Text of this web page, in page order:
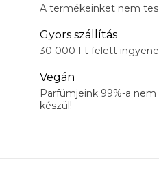
A termékeinket nem
Gyors szállítás
30 000 Ft felett
Vegán
Parfümjeink 99%-a
készül!